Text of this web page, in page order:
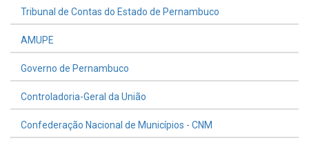
Tribunal de Contas do Estado de Pernambuco
AMUPE
Governo de Pernambuco
Controladoria-Geral da União
Confederação Nacional de Municípios - CNM